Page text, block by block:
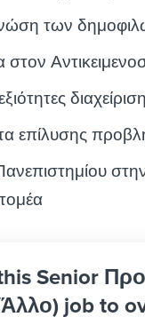
των
στον
επίλυσης
Senior
job to